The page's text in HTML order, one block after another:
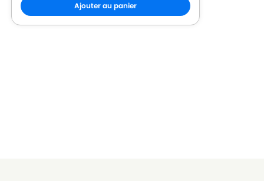
Ajouter au panier